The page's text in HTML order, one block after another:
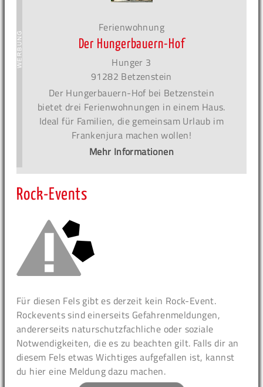
Ferienwohnung
Der Hungerbauern-Hof
Hunger 3
91282 Betzenstein
Der Hungerbauern-Hof bei Betzenstein
bietet drei Ferienwohnungen in einem Haus.
Ideal für Familien, die gemeinsam Urlaub im
Frankenjura machen wollen!
Mehr Informationen
Rock-Events
Für diesen Fels gibt es derzeit kein Rock-Event.
Rockevents sind einerseits Gefahrenmeldungen,
andererseits naturschutzfachliche oder soziale
Notwendigkeiten, die es zu beachten gilt. Falls dir an
diesem Fels etwas Wichtiges aufgefallen ist, kannst
du hier eine Meldung dazu machen.